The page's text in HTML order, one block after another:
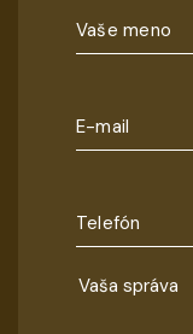
Vaše meno
E-mail
Telefón